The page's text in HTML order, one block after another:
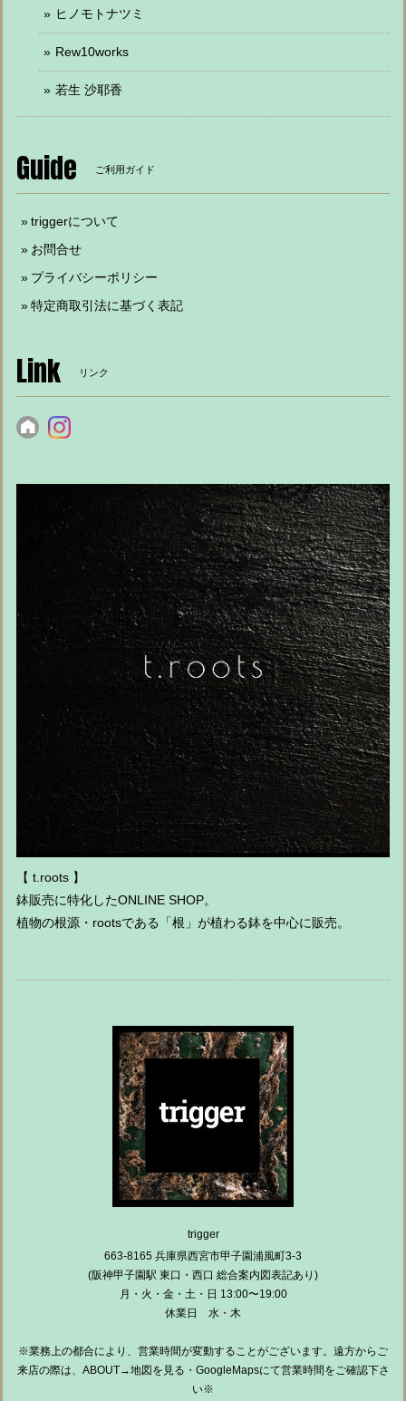
ヒノモトナツミ
Rew10works
若生 沙耶香
Guide ご利用ガイド
triggerについて
お問合せ
プライバシーポリシー
特定商取引法に基づく表記
Link リンク
【 t.roots 】
鉢販売に特化したONLINE SHOP。
植物の根源・rootsである「根」が植わる鉢を中心に販売。
trigger
663-8165 兵庫県西宮市甲子園浦風町3-3
(阪神甲子園駅 東口・西口 総合案内図表記あり)
月・火・金・土・日 13:00〜19:00
休業日 水・木
※業務上の都合により、営業時間が変動することがございます。遠方からご
来店の際は、ABOUT→地図を見る・GoogleMapsにて営業時間をご確認下さ
い※